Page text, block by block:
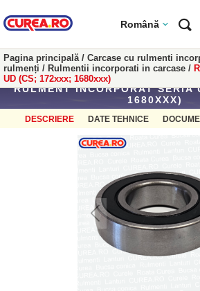
Română
Pagina principală/ Carcase cu rulmenti
rulmenți / Rulmentii incorporati in carcase /
UD (CS; 172xxx; 1680xxx)
RULMENT INCORPORAT
1680XXX)
DESCRIERE DATE TEHNICE